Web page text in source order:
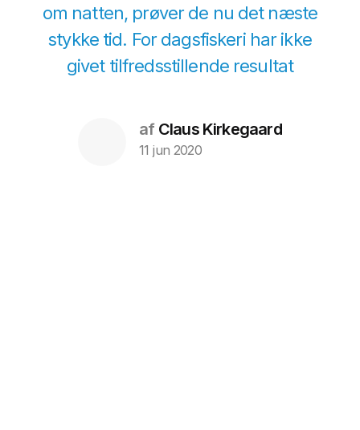
om natten, prøver de nu det næste
stykke tid. For dagsfiskeri har ikke
givet tilfredsstillende resultat
afClaus Kirkegaard
11 jun 2020